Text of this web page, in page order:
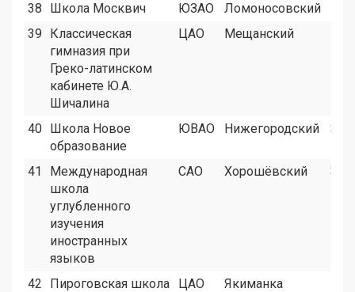
38
Школа Москвич ЮЗАО Ломоносовский
39
Классическая
гимназия при
Греко-латинском
кабинете Ю.А.
Шичалина
ЦАО Мещанский
40 Школа Новое
образование
ЮВАО Нижегородский 3
41
Международная
школа
углубленного
изучения
иностранных
языков
САО Хорошёвский 3
42 Пироговская школа ЦАО Якиманка